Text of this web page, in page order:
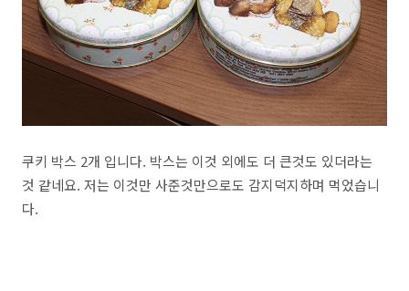
쿠키 박스 2개 입니다. 박스는 이것 외에도 더 큰것도 있더라는
것 같네요. 저는 이것만 사준것만으로도 감지덕지하며 먹었습니
다.